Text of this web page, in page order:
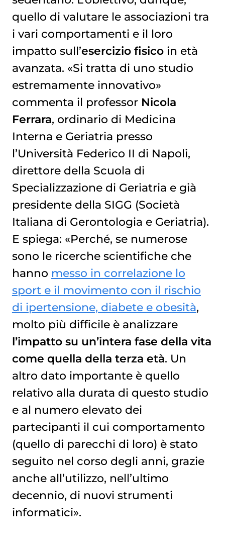
quello di valutare le associazioni tra
i vari comportamenti e il loro
impatto sull’esercizio fisicoin età
avanzata. «Si tratta di uno studio
estremamente innovativo»
commenta il professorNicola
Ferrara, ordinario di Medicina
Interna e Geriatria presso
l’Università Federico II di Napoli,
direttore della Scuola di
Specializzazione di Geriatria e già
presidente della SIGG (Società
Italiana di Gerontologia e Geriatria).
E spiega: «Perché, se numerose
sono le ricerche scientifiche che
hanno messo in correlazione lo
sport e il movimento con il rischio
di ipertensione, diabete e obesità,
molto più difficile è analizzare
l’impatto su un’intera fase della vita
come quella della terza età. Un
altro dato importante è quello
relativo alla durata di questo studio
e al numero elevato dei
partecipanti il cui comportamento
(quello di parecchi di loro) è stato
seguito nel corso degli anni, grazie
anche all’utilizzo, nell’ultimo
decennio, di nuovi strumenti
informatici».